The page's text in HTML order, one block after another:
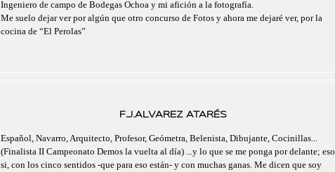
Ingeniero de campo de Bodegas Ochoa y mi afición a la fotografía.
Me suelo dejar ver por algún que otro concurso de Fotos y ahora me dejaré ver, por la
cocina de “El Perolas”
F.J.ALVAREZ ATARÉS
Español, Navarro, Arquitecto, Profesor, Geómetra, Belenista, Dibujante, Cocinillas...
(Finalista II Campeonato Demos la vuelta al día) ...y lo que se me ponga por delante; eso
si, con los cinco sentidos -que para eso están- y con muchas ganas. Me dicen que soy